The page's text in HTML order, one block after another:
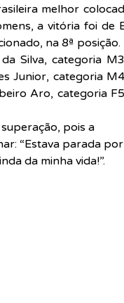
melhor
a vitória foi de
na 8ª posição.
Silva, categoria
Junior, categoria
Aro, categoria
pois a
“Estava parada por
da minha vida!”.